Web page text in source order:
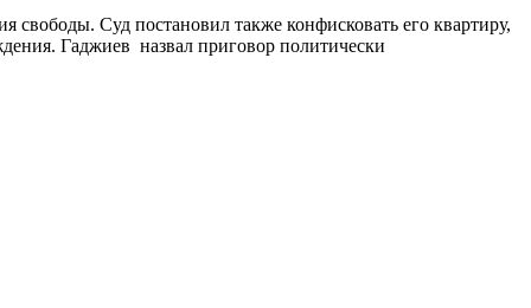
Суд постановил также конфисковать его квартиру,
Гаджиев назвал приговор политически